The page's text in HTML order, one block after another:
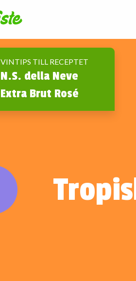
VINTIPS TILL RECEPTET
N.S. della Neve
Extra Brut Rosé